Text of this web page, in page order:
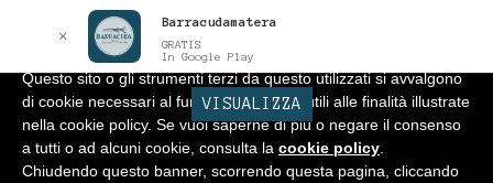
Vai
alla
navigazione
Vai
al
contenuto
BARRACUDA Menu
Home
✕
Barracudamatera
GRATIS
In Google Play
VISUALIZZA
Informativa
Questo sito o gli strumenti terzi da questo utilizzati si avvalgono
di cookie necessari al funzionamento ed utili alle finalità illustrate
nella cookie policy. Se vuoi saperne di più o negare il consenso
a tutti o ad alcuni cookie, consulta la cookie policy
Chiudendo questo banner, scorrendo questa pagina, cliccando